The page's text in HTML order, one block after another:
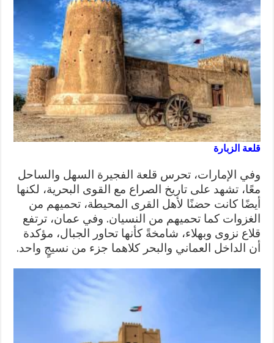
قلعة الزبارة
وفي الإمارات، تحرس قلعة الفجيرة السهل والساحل
معًا، تشهد على تاريخ الصراع مع القوى البحرية، لكنها
أيضًا كانت حضنًا لأهل القرى المحيطة، تحميهم من
الغزوات كما تحميهم من النسيان. وفي عمان، ترتفع
قلاع نزوى وبهلاء، شامخةً كأنها تحاور الجبال، مؤكدة
أن الداخل العماني والبحر كلاهما جزء من نسيجٍ واحد.